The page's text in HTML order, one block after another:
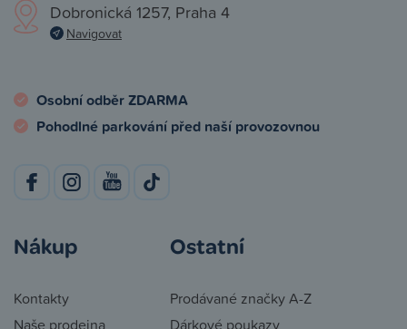
Dobronická 1257, Praha 4
Navigovat
Osobní odběr ZDARMA
Pohodlné parkování před naší provozovnou
Nákup
Kontakty
Naše prodejna
Ostatní
Prodávané značky A-Z
Dárkové poukazy